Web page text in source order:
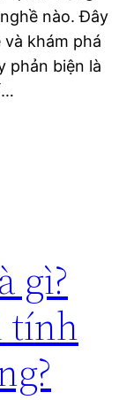
nào. Đây
khám phá
phản biện là
gì?
tính